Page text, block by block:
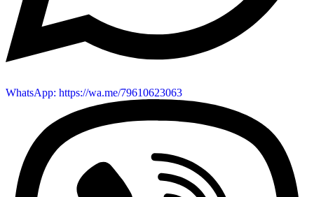
WhatsApp: https://wa.me/79610623063